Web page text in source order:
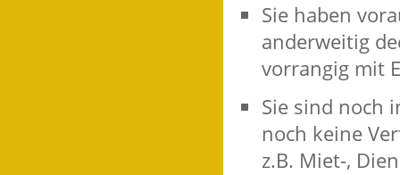
Sie haben
anderweitig
vorrangig mit
Sie sind noch
noch keine
z.B. Miet-,